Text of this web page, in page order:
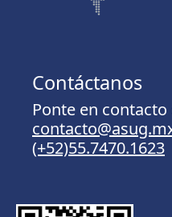
Contáctanos
Ponte en
(+52)55.7470.1623